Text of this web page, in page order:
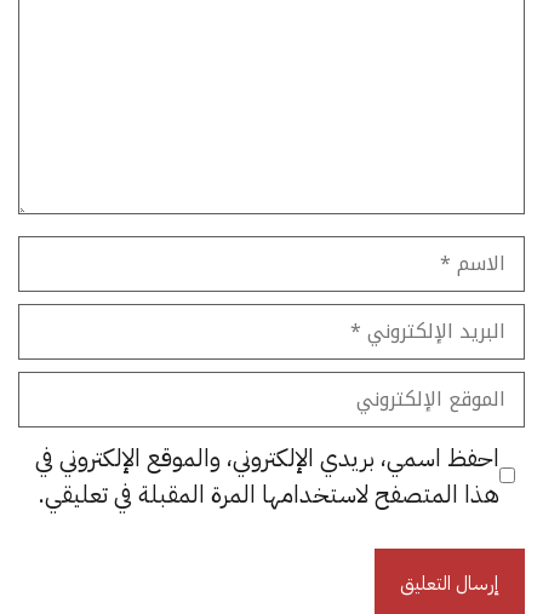
الاسم
البريد
الإلكتروني
الموقع
الإلكتروني
احفظ اسمي، بريدي الإلكتروني، والموقع الإلكتروني في
هذا المتصفح لاستخدامها المرة المقبلة في تعليقي.